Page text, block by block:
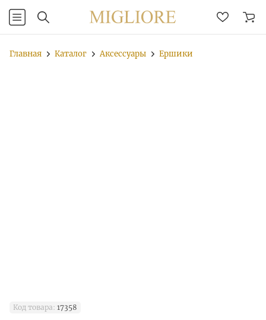
Главная Каталог Аксессуары Ершики
Код товара: 17358